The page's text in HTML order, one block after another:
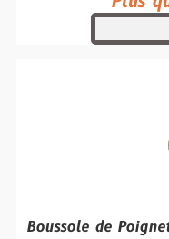
Boussole de